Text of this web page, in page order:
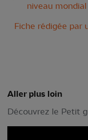
niveau mondial
Fiche rédigée par
Aller plus loin
Découvrez le Petit